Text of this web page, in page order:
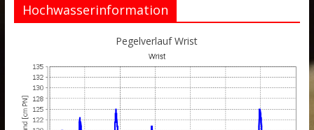
Hochwasserinformation
Pegelverlauf Wrist